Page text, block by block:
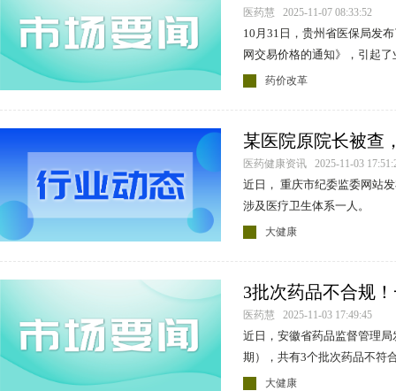
医药慧 2025-11-07 08:33:52
10月31日，贵州省医保局发
网交易价格的通知》，引起
药价改革
某医院原院长被查
标兵！
医药健康资讯 2025-11-03
近日， 重庆市纪委监委网站
涉及医疗卫生体系一人。
大健康
3批次药品不合规
公告
医药慧 2025-11-03 17:49:45
近日，安徽省药品监督管理
期），共有3个批次药品不符
大健康
承德颈复康药业集团有限公司